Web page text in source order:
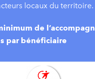
locaux du territoire.
de
par bénéficiaire